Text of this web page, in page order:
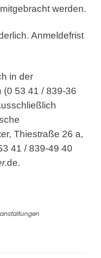
werden.
Anmeldefrist
in der
53 41 / 839-36
Thiestraße 26 a,
41 / 839-49 40
de.